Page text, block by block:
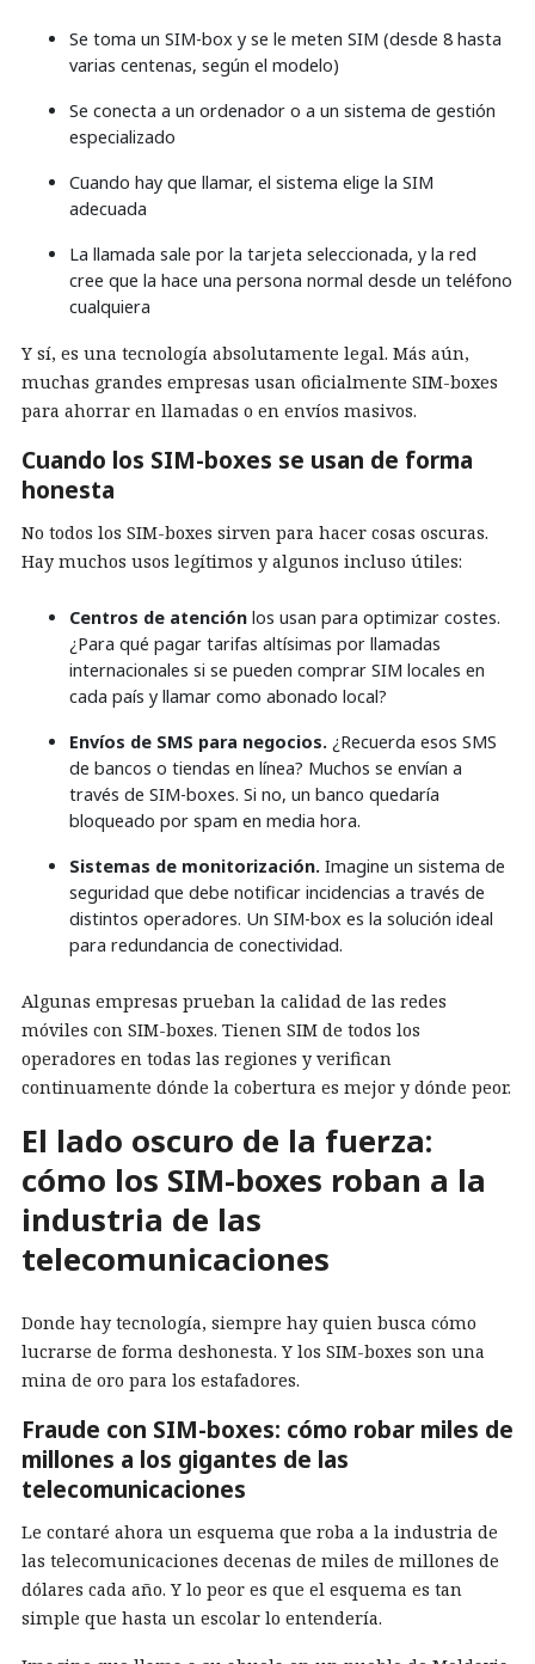
Se toma un SIM-box y se le meten SIM (desde 8 hasta
varias centenas, según el modelo)
Se conecta a un ordenador o a un sistema de gestión
especializado
Cuando hay que llamar, el sistema elige la SIM
adecuada
La llamada sale por la tarjeta seleccionada, y la red
cree que la hace una persona normal desde un teléfono
cualquiera
Y sí, es una tecnología absolutamente legal. Más aún,
muchas grandes empresas usan oficialmente SIM-boxes
para ahorrar en llamadas o en envíos masivos.
Cuando los SIM-boxes se usan de forma
honesta
No todos los SIM-boxes sirven para hacer cosas oscuras.
Hay muchos usos legítimos y algunos incluso útiles:
Centros de atención los usan para optimizar costes.
¿Para qué pagar tarifas altísimas por llamadas
internacionales si se pueden comprar SIM locales en
cada país y llamar como abonado local?
Envíos de SMS para negocios. ¿Recuerda esos SMS
de bancos o tiendas en línea? Muchos se envían a
través de SIM-boxes. Si no, un banco quedaría
bloqueado por spam en media hora.
Sistemas de monitorización. Imagine un sistema de
seguridad que debe notificar incidencias a través de
distintos operadores. Un SIM-box es la solución ideal
para redundancia de conectividad.
Algunas empresas prueban la calidad de las redes
móviles con SIM-boxes. Tienen SIM de todos los
operadores en todas las regiones y verifican
continuamente dónde la cobertura es mejor y dónde peor.
El lado oscuro de la fuerza:
cómo los SIM-boxes roban a la
industria de las
telecomunicaciones
Donde hay tecnología, siempre hay quien busca cómo
lucrarse de forma deshonesta. Y los SIM-boxes son una
mina de oro para los estafadores.
Fraude con SIM-boxes: cómo robar miles de
millones a los gigantes de las
telecomunicaciones
Le contaré ahora un esquema que roba a la industria de
las telecomunicaciones decenas de miles de millones de
dólares cada año. Y lo peor es que el esquema es tan
simple que hasta un escolar lo entendería.